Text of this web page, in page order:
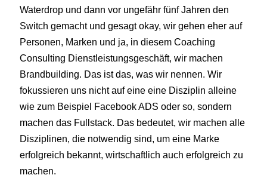
Waterdrop und dann vor ungefähr fünf Jahren den
Switch gemacht und gesagt okay, wir gehen eher auf
Personen, Marken und ja, in diesem Coaching
Consulting Dienstleistungsgeschäft, wir machen
Brandbuilding. Das ist das, was wir nennen. Wir
fokussieren uns nicht auf eine eine Disziplin alleine
wie zum Beispiel Facebook ADS oder so, sondern
machen das Fullstack. Das bedeutet, wir machen alle
Disziplinen, die notwendig sind, um eine Marke
erfolgreich bekannt, wirtschaftlich auch erfolgreich zu
machen.